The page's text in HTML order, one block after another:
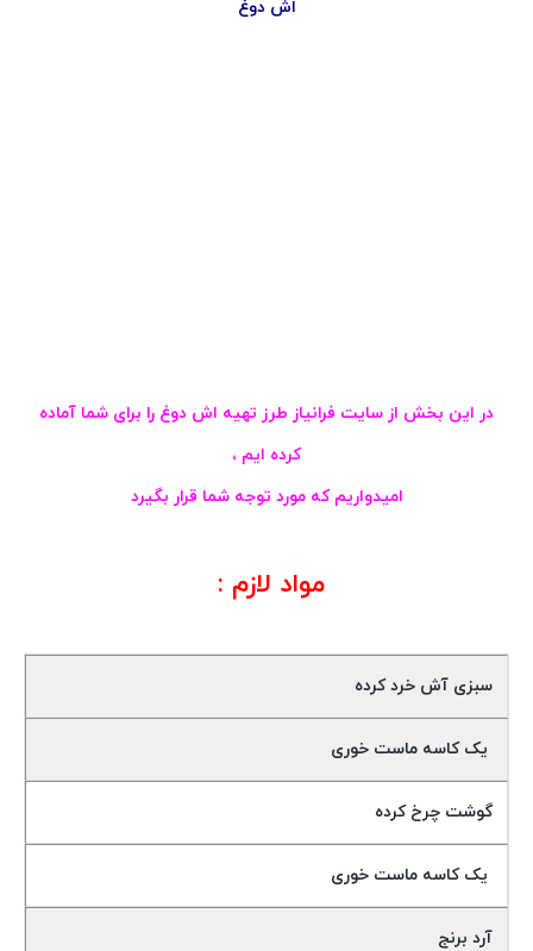
اش دوغ
در این بخش از سایت فرانیاز طرز تهیه اش دوغ را برای شما آماده
کرده ایم ،
امیدواریم که مورد توجه شما قرار بگیرد
مواد لازم :
سبزی آش خرد کرده
یک کاسه ماست خوری
گوشت چرخ کرده
یک کاسه ماست خوری
آرد برنج